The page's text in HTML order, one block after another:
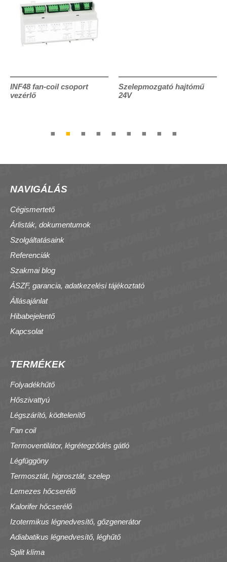
INF48 fan-coil csoport
vezérlő
Szelepmozgató hajtómű
24V
NAVIGÁLÁS
Cégismertető
Árlisták, dokumentumok
Szolgáltatásaink
Referenciák
Szakmai blog
ÁSZF, garancia, adatkezelési tájékoztató
Állásajánlat
Hibabejelentő
Kapcsolat
TERMÉKEK
Folyadékhűtő
Hőszivattyú
Légszárító, ködtelenítő
Fan coil
Termoventilátor, légrétegződés gátló
Légfüggöny
Termosztát, higrosztát, szelep
Lemezes hőcserélő
Kalorifer hőcserélő
Izotermikus légnedvesítő, gőzgenerátor
Adiabatikus légnedvesítő, léghűtő
Split klíma